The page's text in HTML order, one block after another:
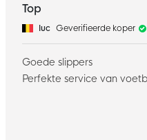
Top
luc Geverifieerde koper
Goede slippers
Perfekte service van